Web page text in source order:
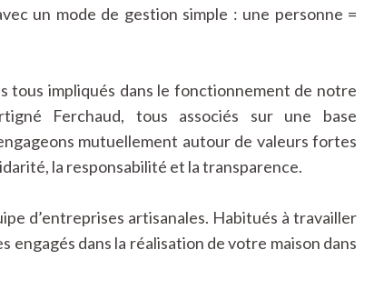
un mode de gestion simple : une personne =
tous impliqués dans le fonctionnement de notre
Ferchaud, tous associés sur une base
mutuellement autour de valeurs fortes
la responsabilité et la transparence.
d’entreprises artisanales. Habitués à travailler
engagés dans la réalisation de votre maison dans